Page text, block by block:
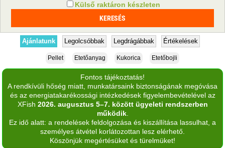
Külső raktáron készleten
Ajánlatunk Legolcsóbbak Legdrágábbak Értékelések
Pellet Etetőanyag Kukorica Etetőbojli
Fontos tájékoztatás!
A rendkívüli hőség miatt, munkatársaink biztonságának megóvása
és az energiatakarékossági intézkedések figyelembevételével az
XFish 2026. augusztus 5–7. között ügyeleti rendszerben
működik.
Ez idő alatt: a rendelések feldolgozása és kiszállítása lassulhat, a
személyes átvétel korlátozottan lesz elérhető.
Köszönjük megértésüket és türelmüket!